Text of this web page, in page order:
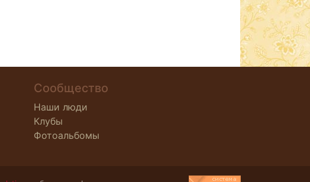
Сообщество
Наши люди
Клубы
Фотоальбомы